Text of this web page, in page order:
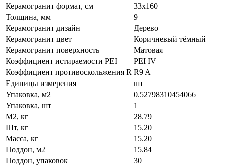
Керамогранит формат, см
33х160
Толщина, мм
9
Керамогранит дизайн
Дерево
Керамогранит цвет
Коричневый тёмный
Керамогранит поверхность
Матовая
Коэффициент истираемости PEI
PEI IV
Коэффициент противоскольжения R R9 A
Единицы измерения
шт
Упаковка, м2
0.52798310454066
Упаковка, шт
1
М2, кг
28.79
Шт, кг
15.20
Масса, кг
15.20
Поддон, м2
15.84
Поддон, упаковок
30